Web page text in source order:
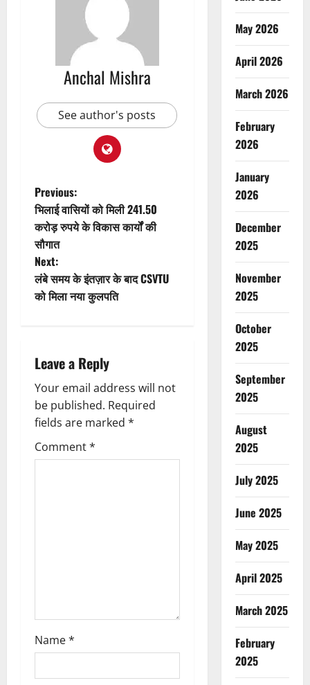
Anchal Mishra
See author's posts
P
o
s
t
v
i
g
a
Previous:
भिलाई वासियों को मिली 241.50
करोड़ रुपये के विकास कार्यों की
सौगात
Next:
लंबे समय के इंतज़ार के बाद CSVTU
को मिला नया कुलपति
Leave a Reply
Your email address will not
be published. Required
fields are marked *
Comment*
Name*
May 2026
April 2026
March 2026
February
2026
January
2026
December
2025
November
2025
October
2025
September
2025
August
2025
July 2025
June 2025
May 2025
April 2025
March 2025
February
2025